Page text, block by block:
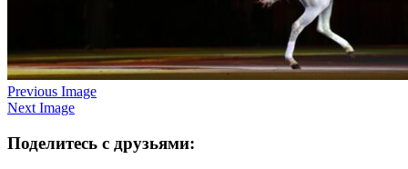
Previous Image
Next Image
Поделитесь с друзьями: